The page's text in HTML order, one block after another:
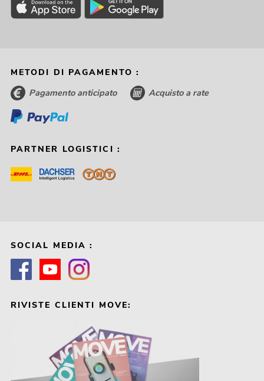
METODI DI PAGAMENTO :
Pagamento anticipato Acquisto a rate
PARTNER LOGISTICI :
SOCIAL MEDIA :
RIVISTE CLIENTI MOVE: